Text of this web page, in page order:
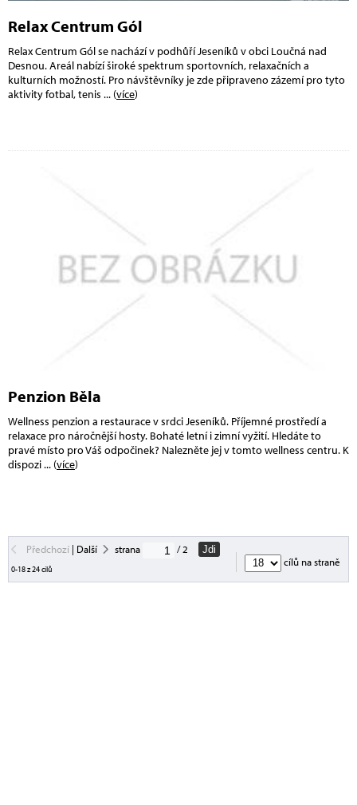
Relax Centrum Gól
Relax Centrum Gól se nachází v podhůří Jeseníků v obci Loučná nad
Desnou. Areál nabízí široké spektrum sportovních, relaxačních a
kulturních možností. Pro návštěvníky je zde připraveno zázemí pro tyto
aktivity fotbal, tenis ... (více)
Penzion Běla
Wellness penzion a restaurace v srdci Jeseníků. Příjemné prostředí a
relaxace pro náročnější hosty. Bohaté letní i zimní vyžití. Hledáte to
pravé místo pro Váš odpočinek? Nalezněte jej v tomto wellness centru. K
dispozi... (více)
Předchozí| Další strana / 2 Jdi
0-18 z 24 cílů
cílů na straně